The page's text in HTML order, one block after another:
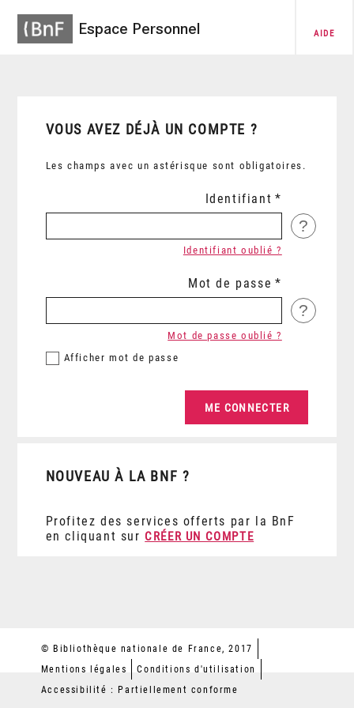
Espace Personnel AIDE
VOUS AVEZ DÉJÀ UN COMPTE ?
Les champs avec un astérisque sont obligatoires.
Identifiant
?
Identifiant oublié ?
Mot de passe
?
Afficher mot de passe
Mot de passe oublié ?
NOUVEAU À LA BNF ?
Profitez des services offerts par la BnF
en cliquant sur CRÉER UN COMPTE
© Bibliothèque nationale de France, 2017
Mentions légales
Conditions d'utilisation
Accessibilité : Partiellement conforme